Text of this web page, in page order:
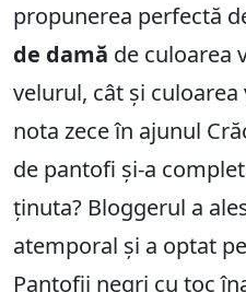
propunerea perfectă
de damă de culoarea
velurul, cât și
nota zece în ajunul
de pantofi și-a
ținuta? Bloggerul a
atemporal și a optat
Pantofii negri cu toc